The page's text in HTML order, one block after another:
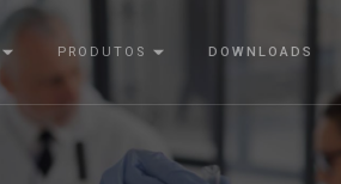
PRODUTOS DOWNLOADS